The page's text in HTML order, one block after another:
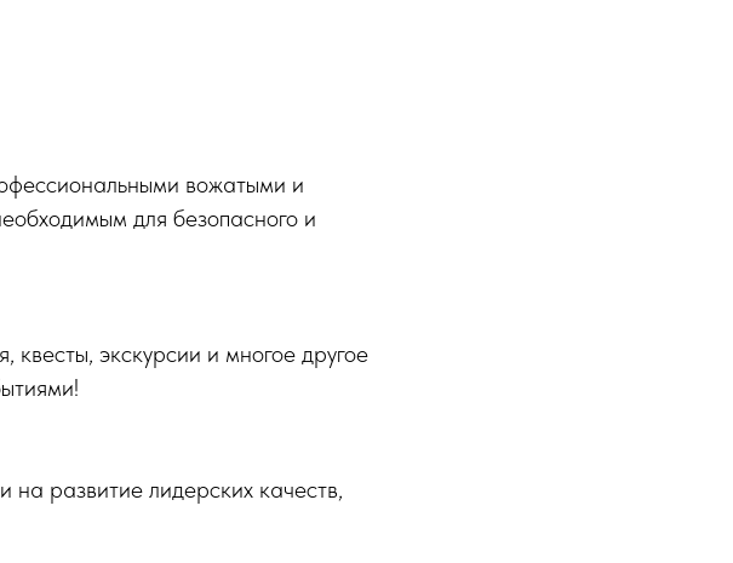
вожатыми и
для безопасного и
экскурсии и многое другое
развитие лидерских качеств,